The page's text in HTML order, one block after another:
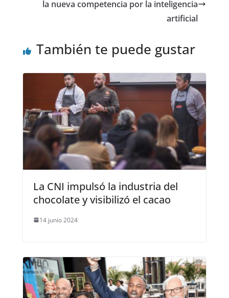
la nueva competencia por la inteligencia
artificial
También te puede gustar
La CNI impulsó la industria del
chocolate y visibilizó el cacao
14 junio 2024